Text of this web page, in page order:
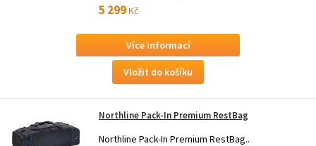
5 299Kč
Více informací
Northline Pack-In Premium RestBag
Northline Pack-In Premium RestBag..